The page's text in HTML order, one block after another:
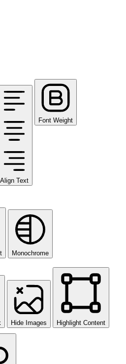
Align Text
Font Weight
Monochrome
Hide Images Highlight Content